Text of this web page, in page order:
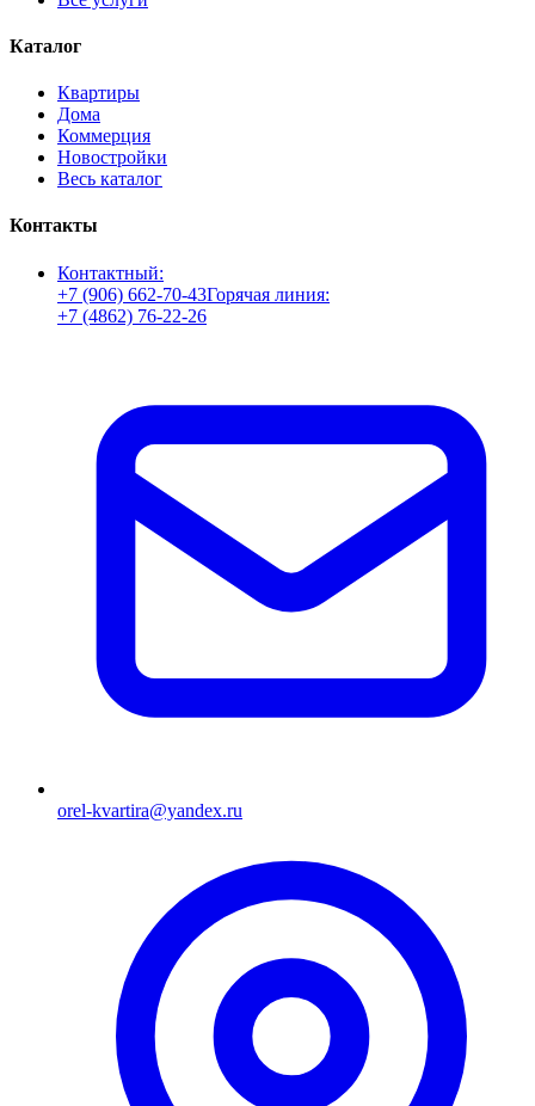
Каталог
Квартиры
Дома
Коммерция
Новостройки
Весь каталог
Контакты
Контактный:
+7 (906) 662-70-43Горячая линия:
+7 (4862) 76-22-26
orel-kvartira@yandex.ru